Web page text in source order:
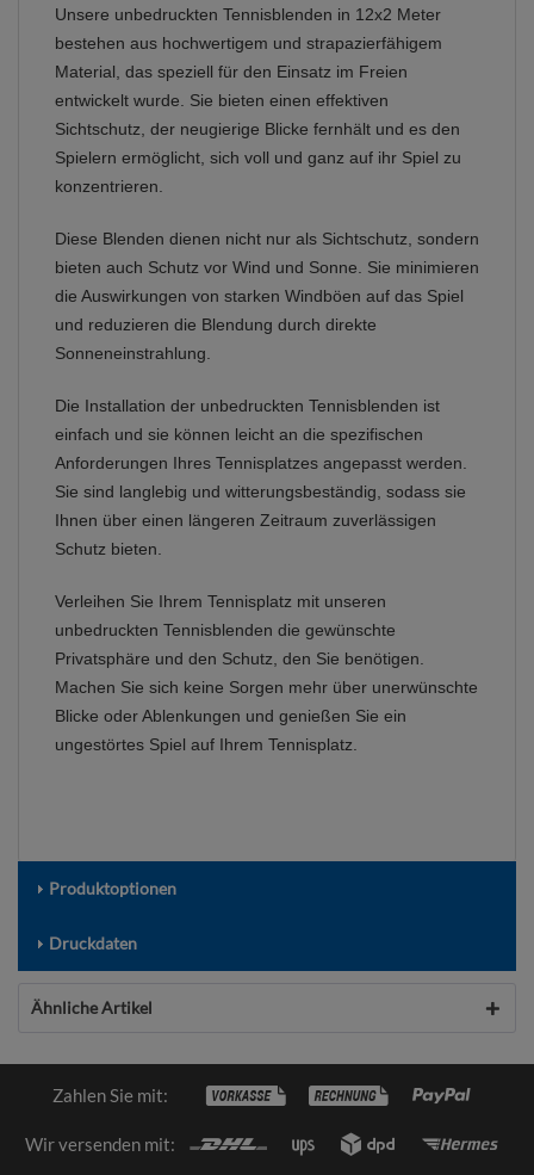
Unsere unbedruckten Tennisblenden in 12x2 Meter
bestehen aus hochwertigem und strapazierfähigem
Material, das speziell für den Einsatz im Freien
entwickelt wurde. Sie bieten einen effektiven
Sichtschutz, der neugierige Blicke fernhält und es den
Spielern ermöglicht, sich voll und ganz auf ihr Spiel zu
konzentrieren.
Diese Blenden dienen nicht nur als Sichtschutz, sondern
bieten auch Schutz vor Wind und Sonne. Sie minimieren
die Auswirkungen von starken Windböen auf das Spiel
und reduzieren die Blendung durch direkte
Sonneneinstrahlung.
Die Installation der unbedruckten Tennisblenden ist
einfach und sie können leicht an die spezifischen
Anforderungen Ihres Tennisplatzes angepasst werden.
Sie sind langlebig und witterungsbeständig, sodass sie
Ihnen über einen längeren Zeitraum zuverlässigen
Schutz bieten.
Verleihen Sie Ihrem Tennisplatz mit unseren
unbedruckten Tennisblenden die gewünschte
Privatsphäre und den Schutz, den Sie benötigen.
Machen Sie sich keine Sorgen mehr über unerwünschte
Blicke oder Ablenkungen und genießen Sie ein
ungestörtes Spiel auf Ihrem Tennisplatz.
Produktoptionen
Druckdaten
Ähnliche Artikel
Zahlen Sie mit:
Wir versenden mit: